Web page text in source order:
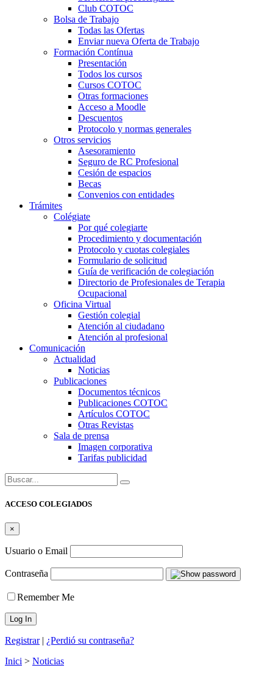
Club COTOC
Bolsa de Trabajo
Todas las Ofertas
Enviar nueva Oferta de Trabajo
Formación Contínua
Presentación
Todos los cursos
Cursos COTOC
Otras formaciones
Acceso a Moodle
Descuentos
Protocolo y normas generales
Otros servicios
Asesoramiento
Seguro de RC Profesional
Cesión de espacios
Becas
Convenios con entidades
Trámites
Colégiate
Por qué colegiarte
Procedimiento y documentación
Protocolo y cuotas colegiales
Formulario de solicitud
Guía de verificación de colegiación
Directorio de Profesionales de Terapia
Ocupacional
Oficina Virtual
Gestión colegial
Atención al ciudadano
Atención al profesional
Comunicación
Actualidad
Noticias
Publicaciones
Documentos técnicos
Publicaciones COTOC
Artículos COTOC
Otras Revistas
Sala de prensa
Imagen corporativa
Tarifas publicidad
Buscar:
ACCESO COLEGIADOS
×
Usuario o Email
Contraseña
Remember Me
Registrar| ¿Perdió su contraseña?
Inici > Noticias